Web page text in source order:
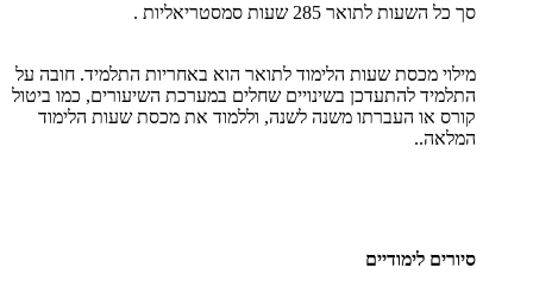
סך כל השעות לתואר 285 שעות סמסטריאליות .
מילוי מכסת שעות הלימוד לתואר הוא באחריות התלמיד. חובה על
התלמיד להתעדכן בשינויים שחלים במערכת השיעורים, כמו ביטול
קורס או העברתו משנה לשנה, וללמוד את מכסת שעות הלימוד
המלאה..
סיורים לימודיים